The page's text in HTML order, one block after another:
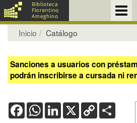
Inicio Catálogo
Sanciones a usuarios con
podrán inscribirse a cursada ni
FacebookWhatsApp
LinkedIn
X Copy
Link